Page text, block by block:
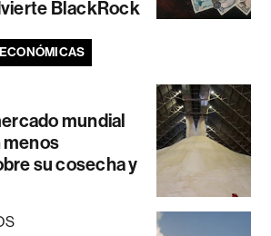
BlackRock
mundial
menos
su cosecha y